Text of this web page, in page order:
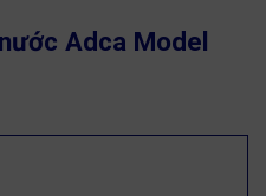
Adca Model